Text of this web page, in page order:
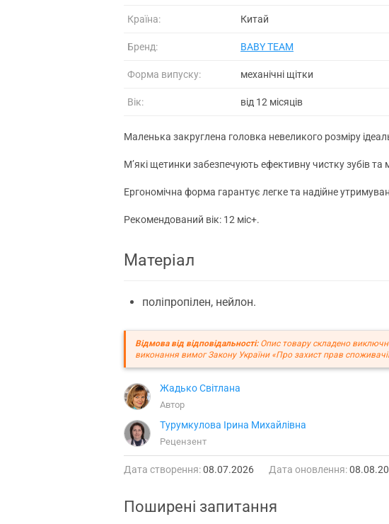
Країна: Китай
Бренд: BABY TEAM
Форма випуску: механічні щітки
Вік: від 12 місяців
Маленька закруглена головка невеликого розміру
М’які щетинки забезпечують ефективну чистку зубів та
Ергономічна форма гарантує легке та надійне
Рекомендований вік: 12 міс+.
Матеріал
поліпропілен, нейлон.
Відмова від відповідальності:Опис товару складено
виконання вимог Закону України «Про захист прав
Жадько Світлана
Автор
Турумкулова Ірина Михайлівна
Рецензент
Дата створення:08.07.2026 Дата оновлення:
Поширені запитання